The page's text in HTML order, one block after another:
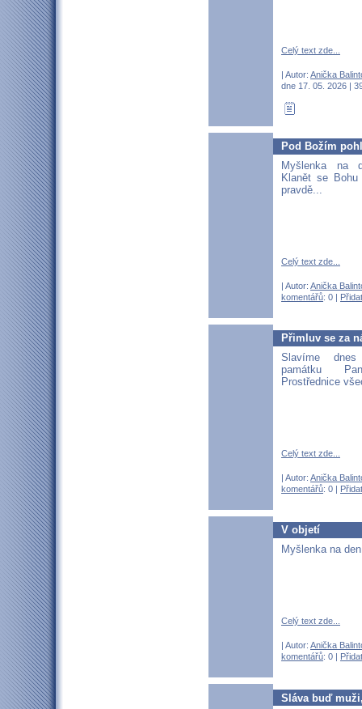
Celý text zde...
| Autor: Anička
dne 17. 05. 2026 |
Pod Božím
Myšlenka na
Klanět se
pravdě...
Celý text zde...
| Autor: Anička
komentářů: 0 |
Přimluv se za
Slavíme dnes
památku
Prostřednice
Celý text zde...
| Autor: Anička
komentářů: 0 |
V objetí
Myšlenka na
Celý text zde...
| Autor: Anička
komentářů: 0 |
Sláva buď